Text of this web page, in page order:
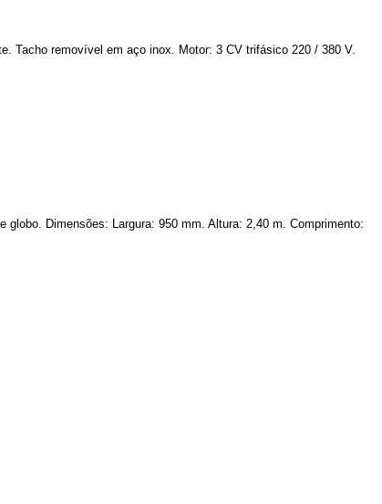
Tacho removível em aço inox. Motor: 3 CV trifásico 220 / 380 V.
Dimensões: Largura: 950 mm. Altura: 2,40 m. Comprimento: